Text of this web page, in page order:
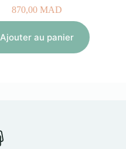
870,00MAD
Ajouter au panier